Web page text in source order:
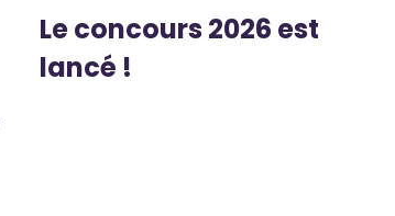
Le concours 2026 est
lancé !